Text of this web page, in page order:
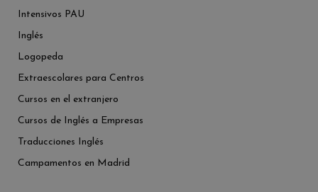
Intensivos PAU
Inglés
Logopeda
Extraescolares para Centros
Cursos en el extranjero
Cursos de Inglés a Empresas
Traducciones Inglés
Campamentos en Madrid